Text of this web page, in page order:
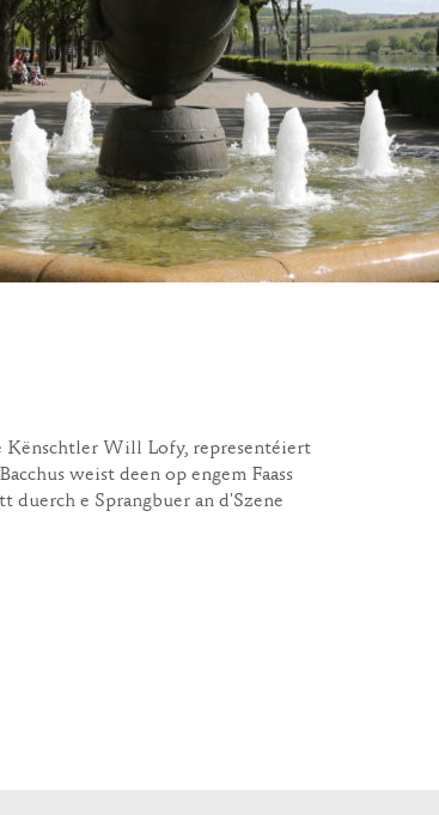
Kënschtler Will Lofy, representéiert
weist deen op engem Faass
duerch e Sprangbuer an d'Szene